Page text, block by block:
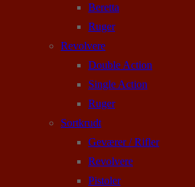
Beretta
Ruger
Revolvere
Double Action
Single Action
Ruger
Sortkrudt
Geværer / Rifler
Revolvere
Pistoler